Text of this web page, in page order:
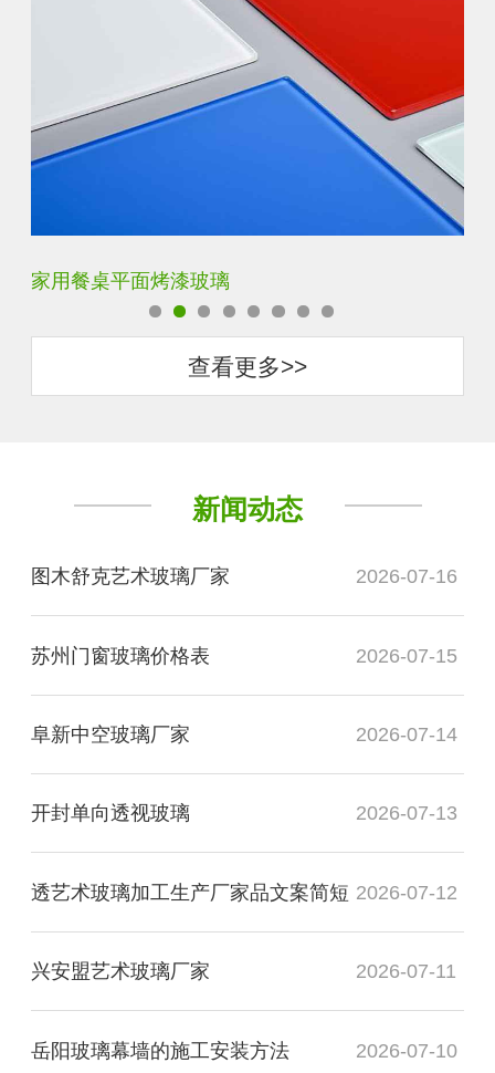
家用餐桌平面烤漆玻璃
查看更多>>
新闻动态
图木舒克艺术玻璃厂家 2026-07-16
苏州门窗玻璃价格表 2026-07-15
阜新中空玻璃厂家 2026-07-14
开封单向透视玻璃 2026-07-13
透艺术玻璃加工生产厂家品文案简短 2026-07-12
兴安盟艺术玻璃厂家 2026-07-11
岳阳玻璃幕墙的施工安装方法 2026-07-10